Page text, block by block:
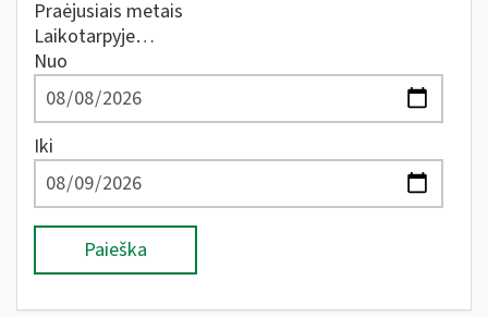
Praėjusiais metais
Laikotarpyje…
Nuo
Iki
Paieška